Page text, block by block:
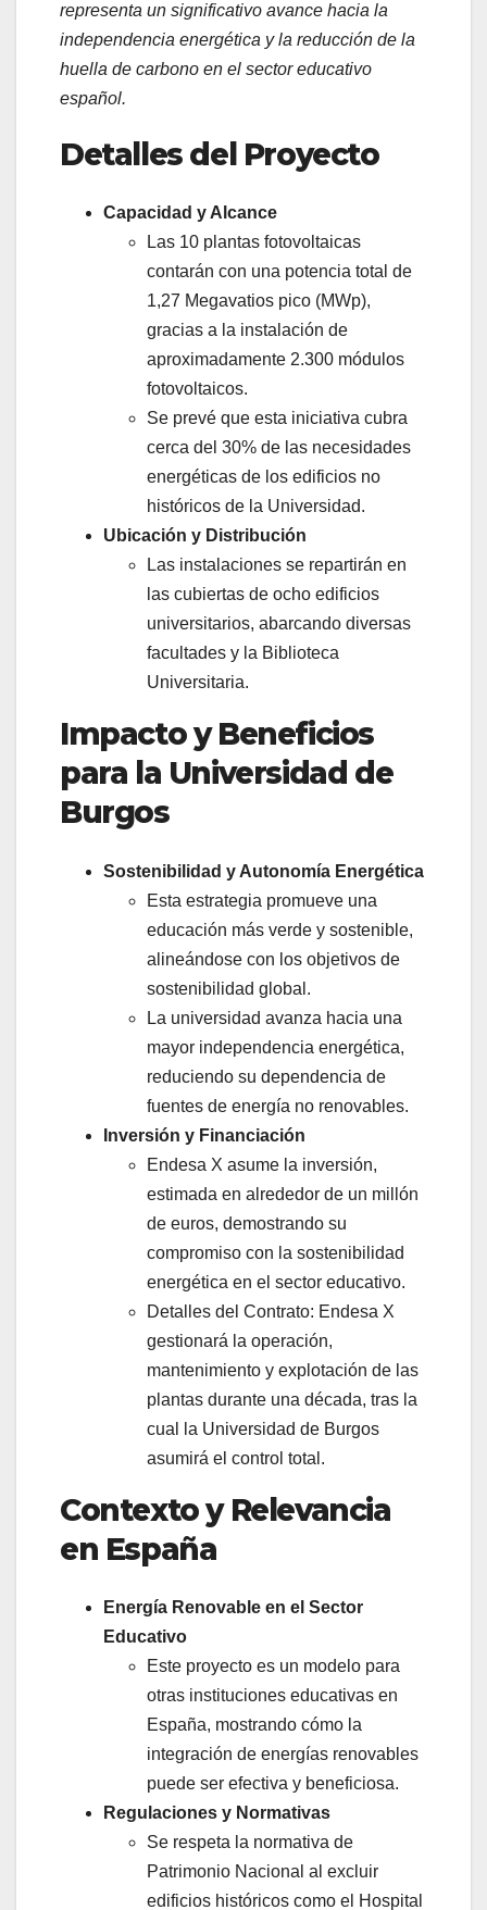
representa un significativo avance hacia la
independencia energética y la reducción de la
huella de carbono en el sector educativo
español.
Detalles del Proyecto
Capacidad y Alcance
Las 10 plantas fotovoltaicas
contarán con una potencia total de
1,27 Megavatios pico (MWp),
gracias a la instalación de
aproximadamente 2.300 módulos
fotovoltaicos.
Se prevé que esta iniciativa cubra
cerca del 30% de las necesidades
energéticas de los edificios no
históricos de la Universidad.
Ubicación y Distribución
Las instalaciones se repartirán en
las cubiertas de ocho edificios
universitarios, abarcando diversas
facultades y la Biblioteca
Universitaria.
Impacto y Beneficios
para la Universidad de
Burgos
Sostenibilidad y Autonomía Energética
Esta estrategia promueve una
educación más verde y sostenible,
alineándose con los objetivos de
sostenibilidad global.
La universidad avanza hacia una
mayor independencia energética,
reduciendo su dependencia de
fuentes de energía no renovables.
Inversión y Financiación
Endesa X asume la inversión,
estimada en alrededor de un millón
de euros, demostrando su
compromiso con la sostenibilidad
energética en el sector educativo.
Detalles del Contrato: Endesa X
gestionará la operación,
mantenimiento y explotación de las
plantas durante una década, tras la
cual la Universidad de Burgos
asumirá el control total.
Contexto y Relevancia
en España
Energía Renovable en el Sector
Educativo
Este proyecto es un modelo para
otras instituciones educativas en
España, mostrando cómo la
integración de energías renovables
puede ser efectiva y beneficiosa.
Regulaciones y Normativas
Se respeta la normativa de
Patrimonio Nacional al excluir
edificios históricos como el Hospital